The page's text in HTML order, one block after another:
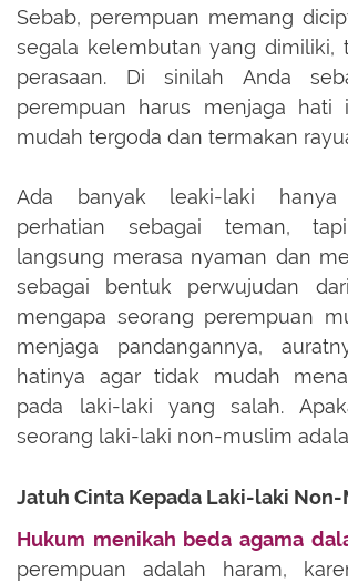
Sebab, perempuan memang
segala kelembutan yang dimiliki,
perasaan. Di sinilah Anda
perempuan harus menjaga hati
mudah tergoda dan termakan
Ada banyak leaki-laki hanya
perhatian sebagai teman,
langsung merasa nyaman dan
sebagai bentuk perwujudan
mengapa seorang perempuan
menjaga pandangannya,
hatinya agar tidak mudah
pada laki-laki yang salah.
seorang laki-laki non-muslim
Jatuh Cinta Kepada Laki-laki
Hukum menikah beda agama
perempuan adalah haram,